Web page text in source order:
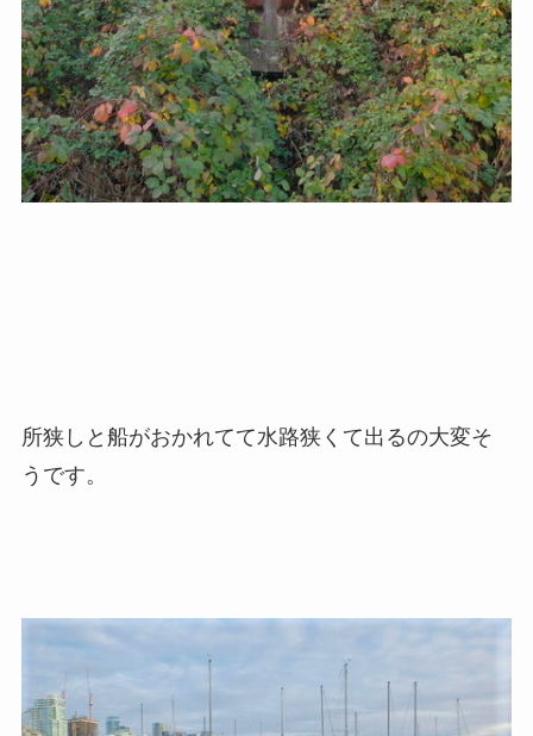
所狭しと船がおかれてて水路狭くて出るの大変そ
うです。